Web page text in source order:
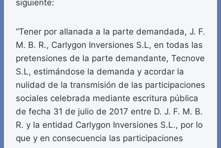
siguiente:
“Tener por allanada a la parte demandada, J. F.
M. B. R., Carlygon Inversiones S.L, en todas las
pretensiones de la parte demandante, Tecnove
S.L, estimándose la demanda y acordar la
nulidad de la transmisión de las participaciones
sociales celebrada mediante escritura pública
de fecha 31 de julio de 2017 entre D. J. F. M. B.
R. y la entidad Carlygon Inversiones S.L., por lo
que y en consecuencia las participaciones